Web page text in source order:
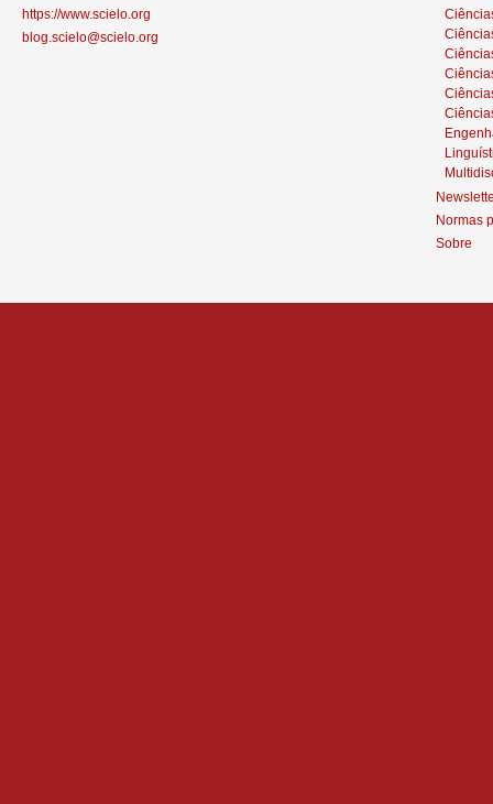
https://www.scielo.org
blog.scielo@scielo.org
Normas
Sobre